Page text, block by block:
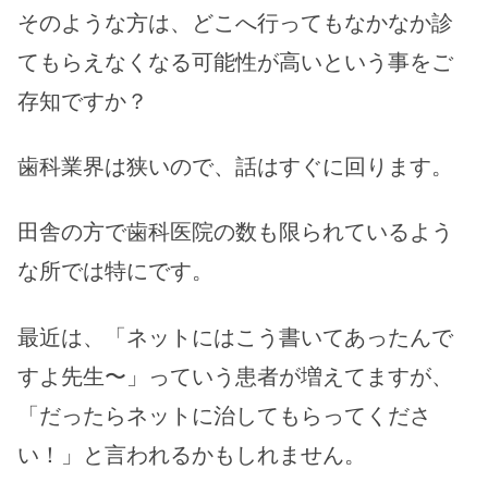
そのような方は、どこへ行ってもなかなか診
てもらえなくなる可能性が高いという事をご
存知ですか？
歯科業界は狭いので、話はすぐに回ります。
田舎の方で歯科医院の数も限られているよう
な所では特にです。
最近は、「ネットにはこう書いてあったんで
すよ先生〜」っていう患者が増えてますが、
「だったらネットに治してもらってくださ
い！」と言われるかもしれません。